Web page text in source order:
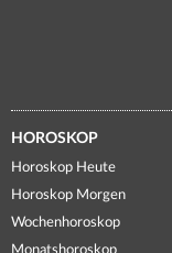
HOROSKOP
Horoskop Heute
Horoskop Morgen
Wochenhoroskop